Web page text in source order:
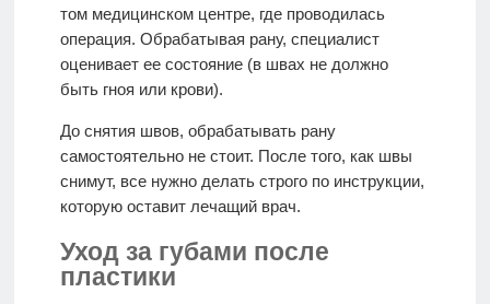
том медицинском центре, где проводилась
операция. Обрабатывая рану, специалист
оценивает ее состояние (в швах не должно
быть гноя или крови).
До снятия швов, обрабатывать рану
самостоятельно не стоит. После того, как швы
снимут, все нужно делать строго по инструкции,
которую оставит лечащий врач.
Уход за губами после
пластики